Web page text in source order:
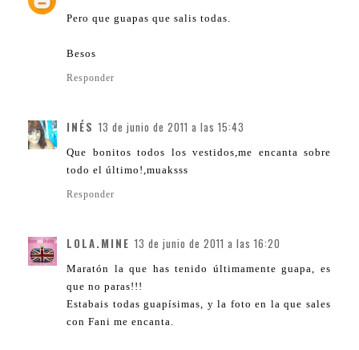
Pero que guapas que salis todas.
Besos
Responder
INÉS 13 de junio de 2011 a las 15:43
Que bonitos todos los vestidos,me encanta sobre
todo el último!,muaksss
Responder
LOLA.MINE 13 de junio de 2011 a las 16:20
Maratón la que has tenido últimamente guapa, es
que no paras!!!
Estabais todas guapísimas, y la foto en la que sales
con Fani me encanta.